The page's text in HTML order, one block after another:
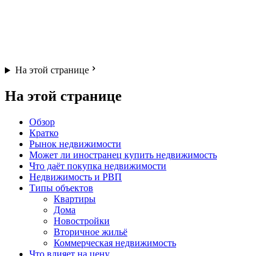
На этой странице
На этой странице
Обзор
Кратко
Рынок недвижимости
Может ли иностранец купить недвижимость
Что даёт покупка недвижимости
Недвижимость и РВП
Типы объектов
Квартиры
Дома
Новостройки
Вторичное жильё
Коммерческая недвижимость